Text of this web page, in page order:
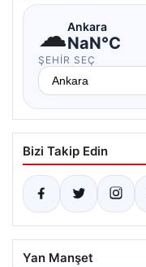
☁Ankara
NaN°C
ŞEHIR SEÇ
Bizi Takip Edin
Yan Manşet